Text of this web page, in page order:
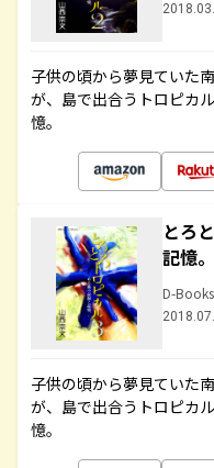
子供の頃から夢見ていた
が、島で出合うトロピカ
憶。
とろ
記憶
D-Books
子供の頃から夢見ていた
が、島で出合うトロピカ
憶。